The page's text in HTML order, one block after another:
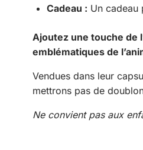
Cadeau : Un cadeau
Ajoutez une touche de
emblématiques de
Vendues dans leur
mettrons pas de
Ne convient pas aux